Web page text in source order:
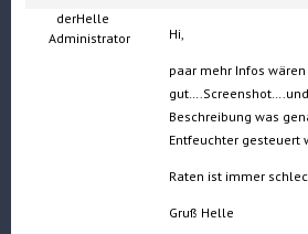
derHelle
Administrator
Hi,
paar mehr Infos wären
Beschreibung was
Entfeuchter gesteuert
Raten ist immer
Gruß Helle